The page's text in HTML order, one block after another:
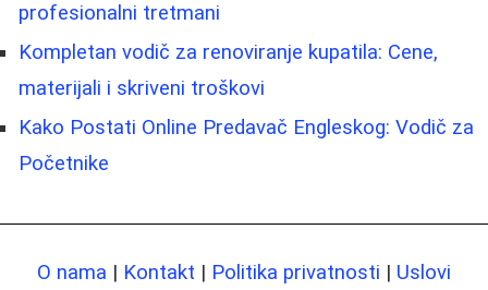
profesionalni tretmani
Kompletan vodič za renoviranje kupatila: Cene,
materijali i skriveni troškovi
Kako Postati Online Predavač Engleskog: Vodič za
Početnike
O nama | Kontakt | Politika privatnosti | Uslovi